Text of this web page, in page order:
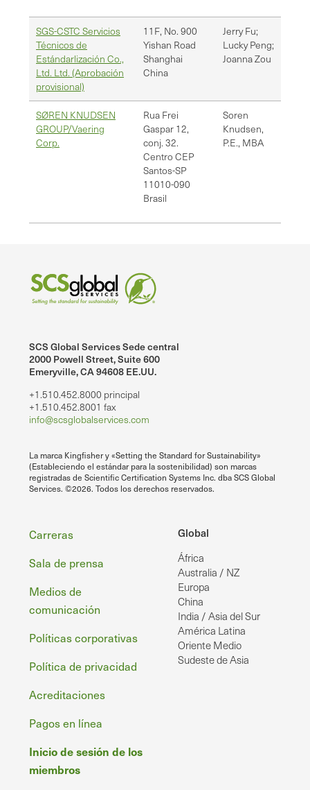
SGS-CSTC Servicios
Técnicos de
Estándarlización Co.,
Ltd. Ltd. (Aprobación
provisional)
11F, No. 900
Yishan Road
Shanghai
China
Jerry Fu;
Lucky Peng;
Joanna Zou
SØREN KNUDSEN
GROUP/Vaering
Corp.
Rua Frei
Gaspar 12,
conj. 32.
Centro CEP
Santos-SP
11010-090
Brasil
Soren
Knudsen,
P.E., MBA
SCS Global Services Sede central
2000 Powell Street, Suite 600
Emeryville, CA 94608 EE.UU.
+1.510.452.8000 principal
+1.510.452.8001 fax
info@scsglobalservices.com
La marca Kingfisher y «Setting the Standard for Sustainability»
(Estableciendo el estándar para la sostenibilidad) son marcas
registradas de Scientific Certification Systems Inc. dba SCS Global
Services. ©2026. Todos los derechos reservados.
Global
África
Australia / NZ
Europa
China
India / Asia del Sur
América Latina
Oriente Medio
Sudeste de Asia
Pie
de
página
Carreras
Sala de prensa
Medios de
comunicación
Políticas corporativas
Política de privacidad
Acreditaciones
Pagos en línea
Inicio de sesión de los
miembros